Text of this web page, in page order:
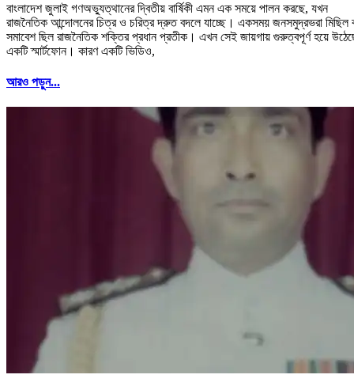
বাংলাদেশ জুলাই গণঅভ্যুত্থানের দ্বিতীয় বার্ষিকী এমন এক সময়ে পালন করছে, যখন
রাজনৈতিক আন্দোলনের চিত্র ও চরিত্র দ্রুত বদলে যাচ্ছে। একসময় জনসমুদ্রভরা মিছিল
সমাবেশ ছিল রাজনৈতিক শক্তির প্রধান প্রতীক। এখন সেই জায়গায় গুরুত্বপূর্ণ হয়ে
একটি স্মার্টফোন। কারণ একটি ভিডিও,
আরও পড়ুন...